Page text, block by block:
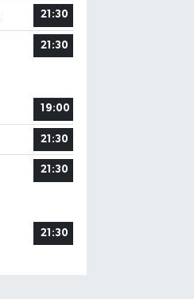
21:30
21:30
19:00
21:30
21:30
21:30